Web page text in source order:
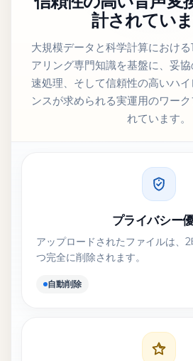
計されていま
大規模データと科学計算におけ
アリング専門知識を基盤に、妥
速処理、そして信頼性の高いハ
ンスが求められる実運用のワー
れています。
プライバシー
アップロードされたファイルは、
つ完全に削除されます。
自動削除